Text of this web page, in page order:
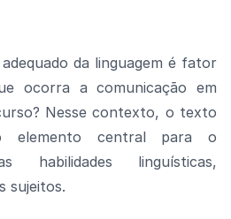
da linguagem é fator
ocorra a comunicação em
Nesse contexto, o texto
elemento central para o
habilidades linguísticas,
sujeitos.